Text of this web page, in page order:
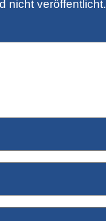
nicht veröffentlicht.